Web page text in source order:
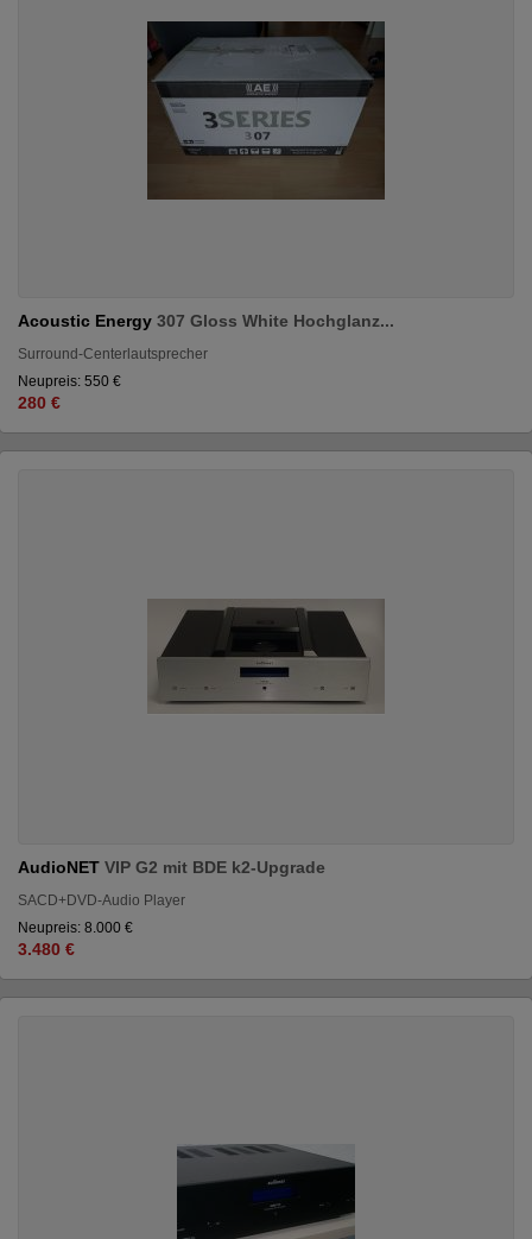
Acoustic Energy 307 Gloss White Hochglanz...
Surround-Centerlautsprecher
Neupreis: 550 €
280 €
AudioNET VIP G2 mit BDE k2-Upgrade
SACD+DVD-Audio Player
Neupreis: 8.000 €
3.480 €